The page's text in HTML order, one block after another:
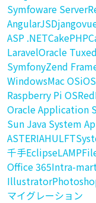
Symfoware Server
AngularJSDjango
ASP .NETCakePHP
LaravelOracle
SymfonyZend
WindowsMac OSiOS
Raspberry Pi OS
Oracle Application
Sun Java System
ASTERIAHULFT
千手EclipseLAMP
Office 365Intra-
Illustrator
マイグレーション